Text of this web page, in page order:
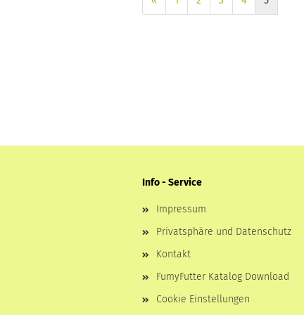
Info - Service
Impressum
Privatsphäre und Datenschutz
Kontakt
FumyFutter Katalog Download
Cookie Einstellungen